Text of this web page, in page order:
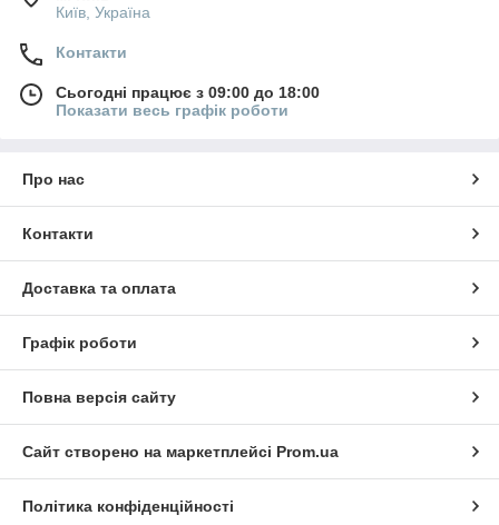
Київ, Україна
Контакти
Сьогодні працює з 09:00 до 18:00
Показати весь графік роботи
Про нас
Контакти
Доставка та оплата
Графік роботи
Повна версія сайту
Сайт створено на маркетплейсі Prom.ua
Політика конфіденційності